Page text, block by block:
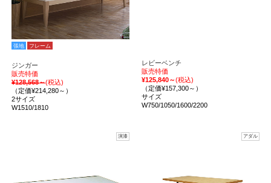
張地 フレーム
ジンガー
販売特価
¥128,568～(税込)
（定価¥214,280～）
2サイズ
W1510/1810
レビーベンチ
販売特価
¥125,840～(税込)
（定価¥157,300～）
サイズ
W750/1050/1600/2200
演漆 アダル